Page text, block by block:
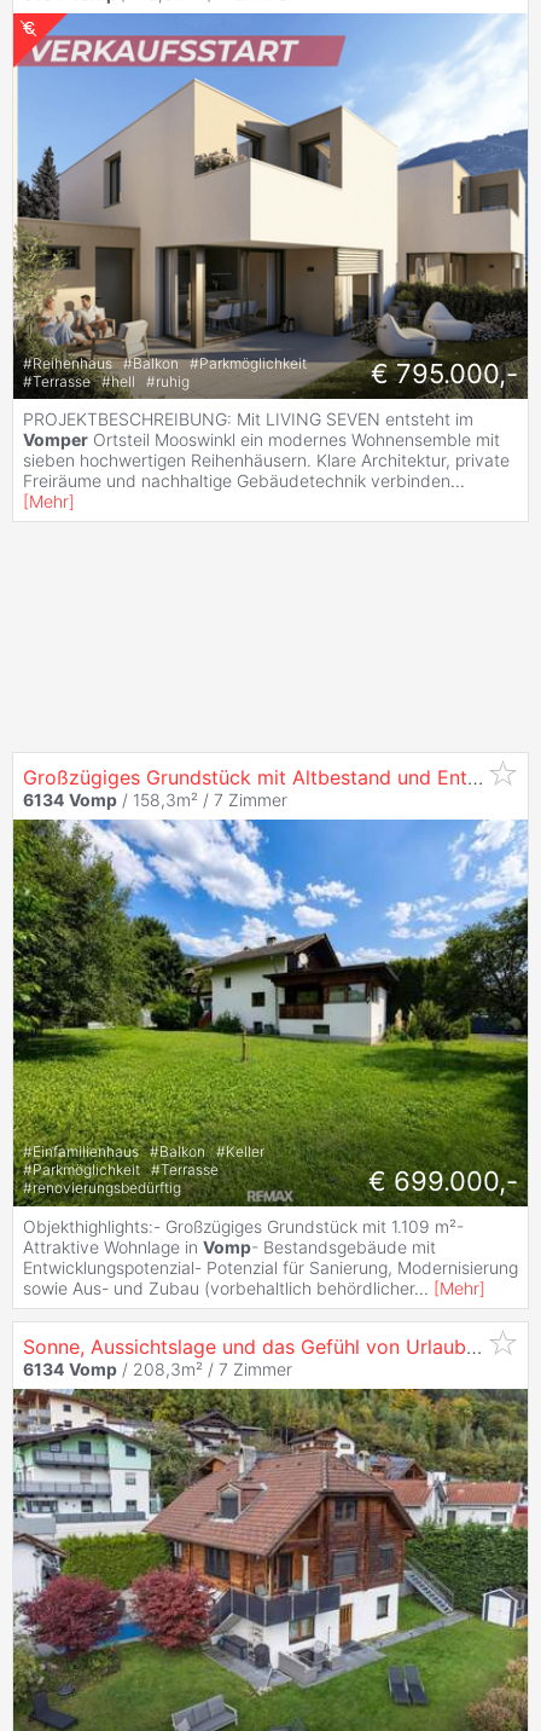
#Reihenhaus #Balkon #Parkmöglichkeit
#Terrasse #hell #ruhig € 795.000,-
PROJEKTBESCHREIBUNG: Mit LIVING SEVEN entsteht im
Vomper Ortsteil Mooswinkl ein modernes Wohnensemble mit
sieben hochwertigen Reihenhäusern. Klare Architektur, private
Freiräume und nachhaltige Gebäudetechnik verbinden...
[Mehr]
Großzügiges Grundstück mit Altbestand und Entwicklungspotenzial in
6134 Vomp / 158,3m² / 7 Zimmer
#Einfamilienhaus #Balkon #Keller
#Parkmöglichkeit #Terrasse
#renovierungsbedürftig € 699.000,-
Objekthighlights:- Großzügiges Grundstück mit 1.109 m²-
Attraktive Wohnlage in Vomp- Bestandsgebäude mit
Entwicklungspotenzial- Potenzial für Sanierung, Modernisierung
sowie Aus- und Zubau (vorbehaltlich behördlicher... [Mehr]
Sonne, Aussichtslage und das Gefühl von Urlaub zuhause
6134 Vomp / 208,3m² / 7 Zimmer